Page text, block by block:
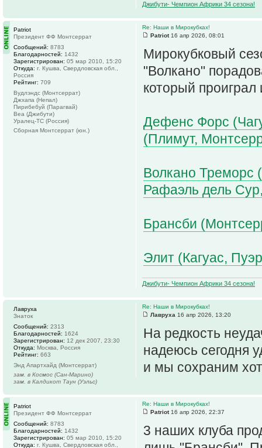
Джибути- Чемпион Африки 34 сезона!
Re: Наши в Мирокубках!
Patriot16 апр 2026, 08:01
Мирокубковый
"Волкано"
который
Дефенс Форс
(Плимут,
Волкано
Рафаэль дель
Брансби
Элит (Кагуас,
Джибути- Чемпион Африки 34 сезона!
Patriot
Президент ФФ Монтсеррат
Сообщений: 8783
Благодарностей: 1432
Зарегистрирован: 05 мар 2010, 15:20
Откуда: г. Кушва, Свердловская обл.,
Россия
Рейтинг: 709
Вудлэндс (Монтсеррат)
Джхапа (Непал)
Пирибебуй (Парагвай)
Веа (Джибути)
Уралец-ТС (Россия)
Сборная Монтсеррат (юн.)
Re: Наши в Мирокубках!
Лавруха 16 апр 2026, 13:20
На редкость
надеюсь сегодня
и мы сохраним
Лавруха
Знаток
Сообщений: 2313
Благодарностей: 1624
Зарегистрирован: 12 дек 2007, 23:30
Откуда: Москва, Россия
Рейтинг: 663
Энд Апартхайд (Монтсеррат)
зам. в Космос (Сан-Марино)
зам. в Калдикот Таун (Уэльс)
Re: Наши в Мирокубках!
Patriot16 апр 2026, 22:37
3 наших клуба
Patriot
Президент ФФ Монтсеррат
Сообщений: 8783
Благодарностей: 1432
Зарегистрирован: 05 мар 2010, 15:20
Откуда: г. Кушва, Свердловская обл.,